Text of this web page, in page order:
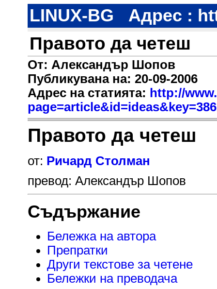
LINUX-BG Адрес :
Правото да четеш
От: Александър Шопов
Публикувана на: 20-09-2006
Адрес на статията: http://
Правото да четеш
от: Ричард Столман
превод: Александър Шопов
Съдържание
Бележка на автора
Препратки
Други текстове за четене
Бележки на преводача